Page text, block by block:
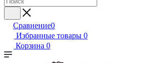
Сравнение0
Избранные товары 0
Корзина 0